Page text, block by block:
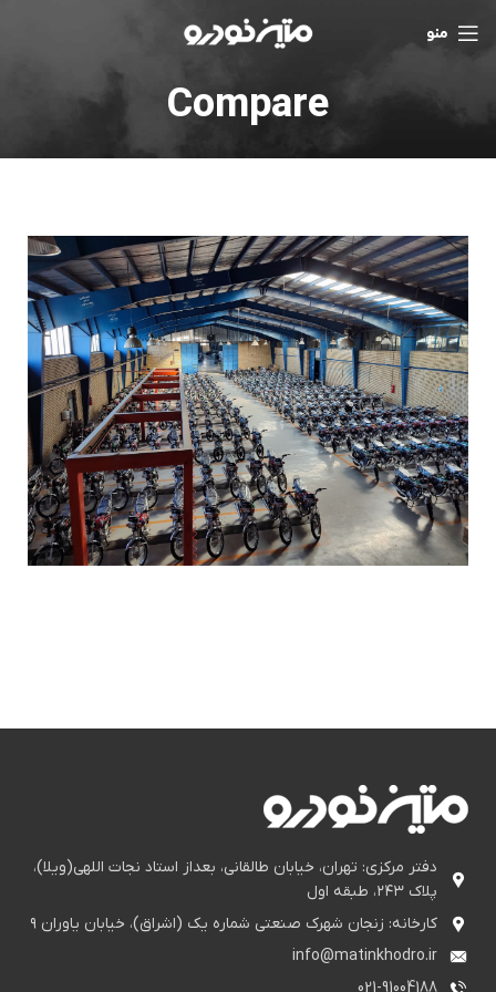
منو
Compare
دفتر مرکزی: تهران، خیابان طالقانی، بعداز استاد نجات اللهی(ویلا)،
پلاک ۲۴۳، طبقه اول
کارخانه: زنجان شهرک صنعتی شماره یک (اشراق)، خیابان یاوران ۹
info@matinkhodro.ir